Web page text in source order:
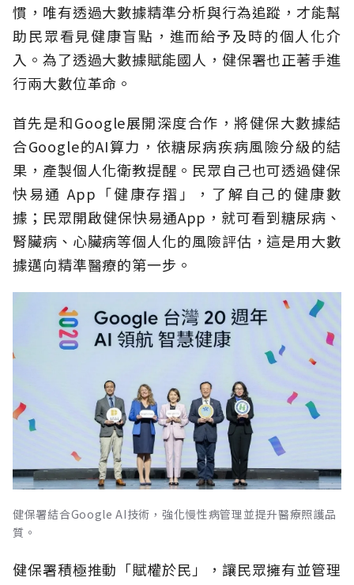
慣，唯有透過大數據精準分析與行為追蹤，才能幫
助民眾看見健康盲點，進而給予及時的個人化介
入。為了透過大數據賦能國人，健保署也正著手進
行兩大數位革命。
首先是和Google展開深度合作，將健保大數據結
合Google的AI算力，依糖尿病疾病風險分級的結
果，產製個人化衛教提醒。民眾自己也可透過健保
快易通 App「健康存摺」，了解自己的健康數
據；民眾開啟健保快易通App，就可看到糖尿病、
腎臟病、心臟病等個人化的風險評估，這是用大數
據邁向精準醫療的第一步。
健保署結合Google AI技術，強化慢性病管理並提升醫療照護品
質。
健保署積極推動「賦權於民」，讓民眾擁有並管理